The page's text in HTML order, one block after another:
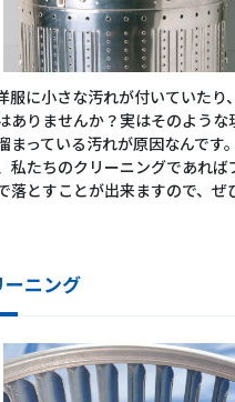
服に小さな汚れが付いていたり
ありませんか？実はそのような
っている汚れが原因なんです
私たちのクリーニングであれば
落とすことが出来ますので、ぜ
ニング